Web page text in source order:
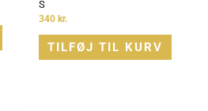
S
340 kr.
TILFØJ TIL KURV